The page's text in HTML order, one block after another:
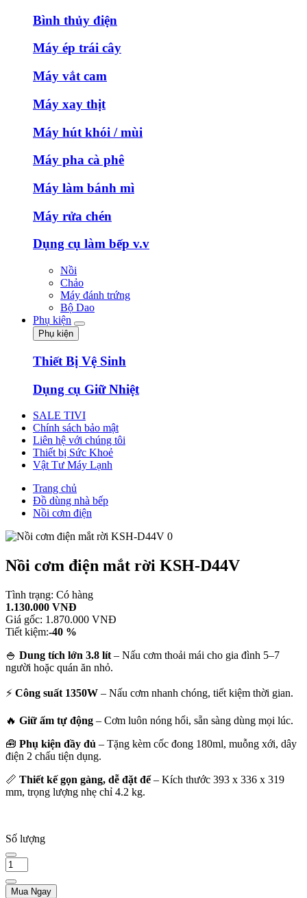
Bình thủy điện
Máy ép trái cây
Máy vắt cam
Máy xay thịt
Máy hút khói / mùi
Máy pha cà phê
Máy làm bánh mì
Máy rửa chén
Dụng cụ làm bếp v.v
Nồi
Chảo
Máy đánh trứng
Bộ Dao
Phụ kiện
Phụ kiện
Thiết Bị Vệ Sinh
Dụng cụ Giữ Nhiệt
SALE TIVI
Chính sách bảo mật
Liên hệ với chúng tôi
Thiết bị Sức Khoẻ
Vật Tư Máy Lạnh
Trang chủ
Đồ dùng nhà bếp
Nồi cơm điện
Nồi cơm điện mắt rời KSH-D44V
Tình trạng: Có hàng
1.130.000 VNĐ
Giá gốc: 1.870.000 VNĐ
Tiết kiệm:-40 %
🍚 Dung tích lớn 3.8 lít – Nấu cơm thoải mái cho gia đình 5–7
người hoặc quán ăn nhỏ.
⚡ Công suất 1350W – Nấu cơm nhanh chóng, tiết kiệm thời gian.
🔥 Giữ ấm tự động – Cơm luôn nóng hổi, sẵn sàng dùng mọi lúc.
🧰 Phụ kiện đầy đủ – Tặng kèm cốc đong 180ml, muỗng xới, dây
điện 2 chấu tiện dụng.
📏 Thiết kế gọn gàng, dễ đặt để– Kích thước 393 x 336 x 319
mm, trọng lượng nhẹ chỉ 4.2 kg.
Số lượng
Mua Ngay